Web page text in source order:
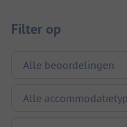
Filter op